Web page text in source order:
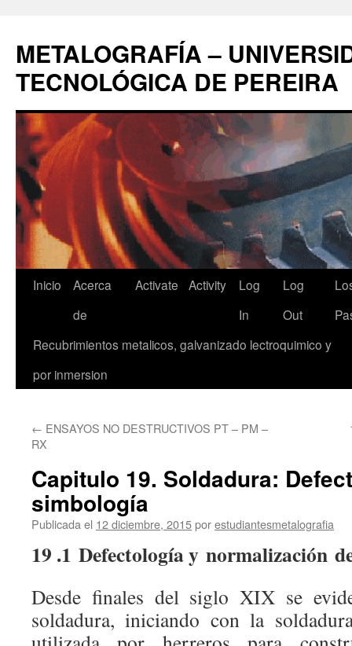
contenido
METALOGRAFÍA –
TECNOLÓGICA DE PEREIRA
Inicio
Acerca
de
Activate Activity
Log
In
Log
Out
Recubrimientos metalicos, galvanizado lectroquimico y
por inmersion
← ENSAYOS NO DESTRUCTIVOS PT – PM –
RX
Capitulo 19. Soldadura:
simbología
Publicada el 12 diciembre, 2015porestudiantesmetalografia
19 .1 Defectología y normalización
Desde finales del siglo XIX se
soldadura, iniciando con la